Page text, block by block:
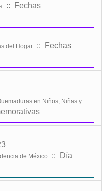
:: Fechas
del Hogar
:: Fechas
en Niños, Niñas y
de México
:: Día